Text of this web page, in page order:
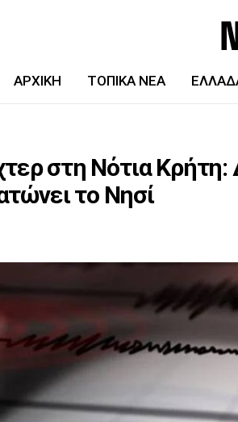
ΑΡΧΙΚΉ ΤΟΠΙΚΆ ΝΈΑ
στη Νότια Κρήτη:
το Νησί